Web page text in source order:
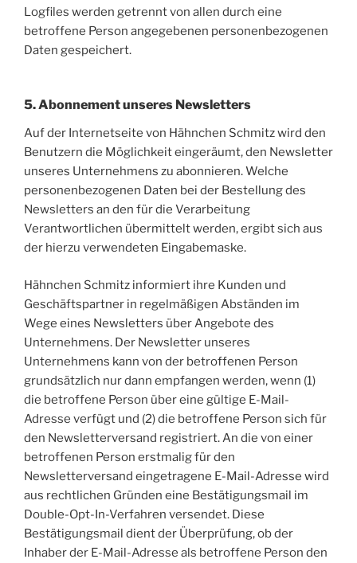
Logfiles werden getrennt von allen durch eine
betroffene Person angegebenen personenbezogenen
Daten gespeichert.
5. Abonnement unseres Newsletters
Auf der Internetseite von Hähnchen Schmitz wird den
Benutzern die Möglichkeit eingeräumt, den Newsletter
unseres Unternehmens zu abonnieren. Welche
personenbezogenen Daten bei der Bestellung des
Newsletters an den für die Verarbeitung
Verantwortlichen übermittelt werden, ergibt sich aus
der hierzu verwendeten Eingabemaske.
Hähnchen Schmitz informiert ihre Kunden und
Geschäftspartner in regelmäßigen Abständen im
Wege eines Newsletters über Angebote des
Unternehmens. Der Newsletter unseres
Unternehmens kann von der betroffenen Person
grundsätzlich nur dann empfangen werden, wenn (1)
die betroffene Person über eine gültige E-Mail-
Adresse verfügt und (2) die betroffene Person sich für
den Newsletterversand registriert. An die von einer
betroffenen Person erstmalig für den
Newsletterversand eingetragene E-Mail-Adresse wird
aus rechtlichen Gründen eine Bestätigungsmail im
Double-Opt-In-Verfahren versendet. Diese
Bestätigungsmail dient der Überprüfung, ob der
Inhaber der E-Mail-Adresse als betroffene Person den